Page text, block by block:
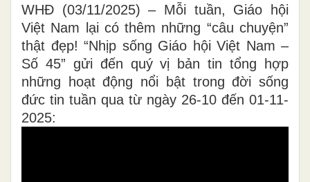
WHĐ (03/11/2025) – Mỗi tuần, Giáo hội
Việt Nam lại có thêm những “câu chuyện”
thật đẹp! “Nhịp sống Giáo hội Việt Nam –
Số 45” gửi đến quý vị bản tin tổng hợp
những hoạt động nổi bật trong đời sống
đức tin tuần qua từ ngày 26-10 đến 01-11-
2025: